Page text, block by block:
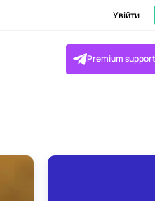
Увійти
Premium support